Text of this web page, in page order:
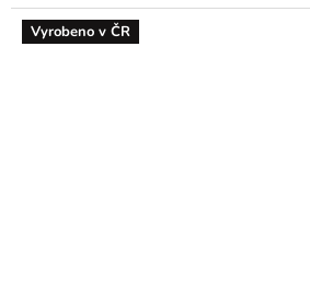
Vyrobeno v ČR